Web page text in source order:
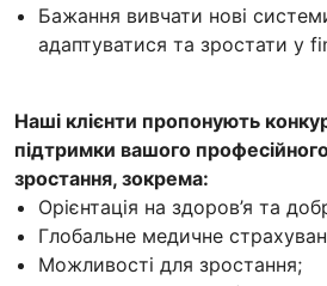
Бажання вивчати нові
адаптуватися та зростати у
Наші клієнти пропонують
підтримки вашого
зростання, зокрема:
Орієнтація на здоров’я та
Глобальне медичне
Можливості для зростання;